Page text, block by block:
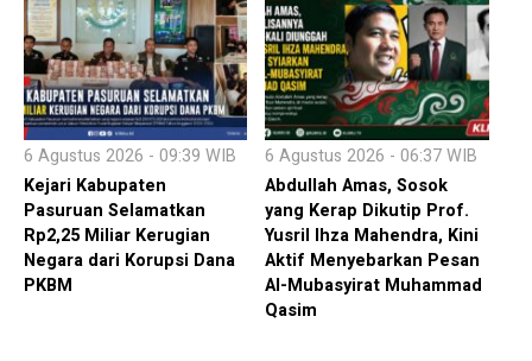
6 Agustus 2026 - 09:39 WIB
Kejari Kabupaten
Pasuruan Selamatkan
Rp2,25 Miliar Kerugian
Negara dari Korupsi Dana
PKBM
6 Agustus 2026 - 06:37 WIB
Abdullah Amas, Sosok
yang Kerap Dikutip Prof.
Yusril Ihza Mahendra, Kini
Aktif Menyebarkan Pesan
Al-Mubasyirat Muhammad
Qasim